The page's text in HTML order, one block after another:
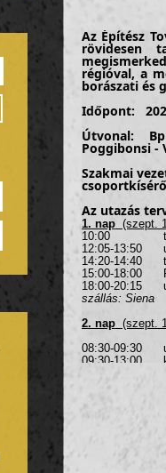
Az Építész
rövidesen
régióval, a
borászati és
Időpont:
Útvonal:
Poggibonsi -
Szakmai
Az utazás
1. nap(szept.
10:00
12:05-13:50
14:20-14:40
15:00-18:00
18:00-20:15
szállás: Siena
2. nap(szept.
08:30-09:30
09:30-13:00
kb. 14:00-
3. nap
reggeli a
kb. 08:30
napközben a